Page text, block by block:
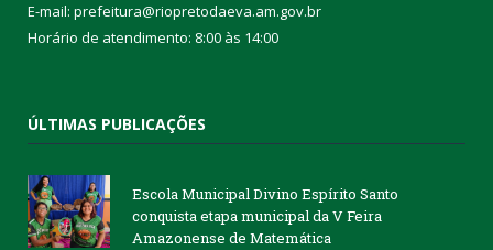
E-mail: prefeitura@riopretodaeva.am.gov.br
Horário de atendimento: 8:00 às 14:00
ÚLTIMAS PUBLICAÇÕES
Escola Municipal Divino Espírito Santo
conquista etapa municipal da V Feira
Amazonense de Matemática